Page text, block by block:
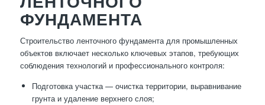
ФУНДАМЕНТА
Строительство ленточного фундамента для промышленных
объектов включает несколько ключевых этапов, требующих
соблюдения технологий и профессионального контроля:
Подготовка участка — очистка территории, выравнивание
грунта и удаление верхнего слоя;